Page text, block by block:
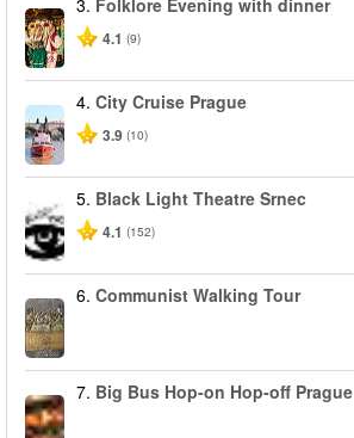
3. Folklore Evening with dinner
4.1 (9)
4. City Cruise Prague
3.9 (10)
5. Black Light Theatre Srnec
4.1 (152)
6. Communist Walking Tour
7. Big Bus Hop-on Hop-off Prague